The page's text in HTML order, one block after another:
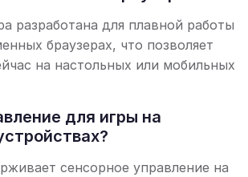
разработана для плавной работы
браузерах, что позволяет
на настольных или мобильных
для игры на
сенсорное управление на